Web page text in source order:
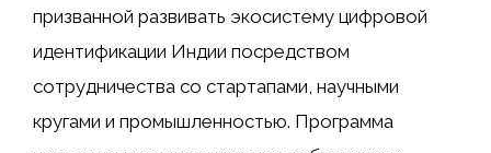
призванной развивать экосистему цифровой
идентификации Индии посредством
сотрудничества со стартапами, научными
кругами и промышленностью. Программа